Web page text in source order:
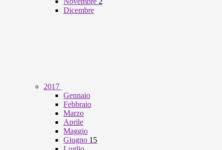
Dicembre
2017
Gennaio
Febbraio
Marzo
Aprile
Maggio
Giugno 15